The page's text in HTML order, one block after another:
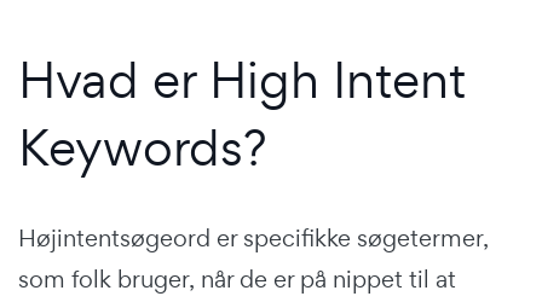
Hvad er High Intent
Keywords?
Højintentsøgeord er specifikke søgetermer,
som folk bruger, når de er på nippet til at